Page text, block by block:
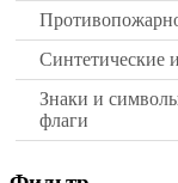
Синтетические
Знаки и
флаги